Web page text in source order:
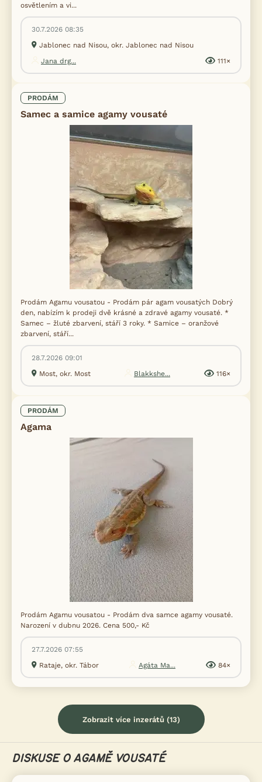
osvětlením a vi...
30.7.2026 08:35
Jablonec nad Nisou, okr. Jablonec nad Nisou
Jana drg...
111×
PRODÁM
Samec a samice agamy vousaté
Prodám Agamu vousatou - Prodám pár agam vousatých Dobrý
den, nabízím k prodeji dvě krásné a zdravé agamy vousaté. *
Samec – žluté zbarvení, stáří 3 roky. * Samice – oranžové
zbarvení, stáří...
28.7.2026 09:01
Most, okr. Most
Blakkshe... 116×
PRODÁM
Agama
Prodám Agamu vousatou - Prodám dva samce agamy vousaté.
Narození v dubnu 2026. Cena 500,- Kč
27.7.2026 07:55
Rataje, okr. Tábor
Agáta Ma... 84×
Zobrazit více inzerátů (13)
DISKUSE O AGAMĚ VOUSATÉ